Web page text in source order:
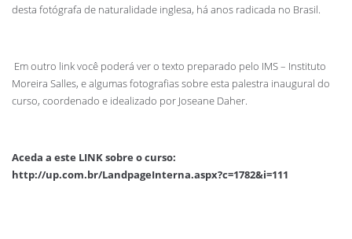
desta fotógrafa de naturalidade inglesa, há anos radicada no Brasil.
Em outro link você poderá ver o texto preparado pelo IMS – Instituto
Moreira Salles, e algumas fotografias sobre esta palestra inaugural do
curso, coordenado e idealizado por Joseane Daher.
Aceda a este LINK sobre o curso:
http://up.com.br/LandpageInterna.aspx?c=1782&i=111